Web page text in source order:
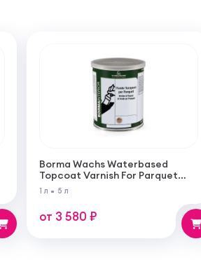
Borma Wachs Waterbased
Topcoat Varnish For Parquet
Грунт для паркета на водной
основе для внутренних работ
1 л 5 л
от 3 580 ₽